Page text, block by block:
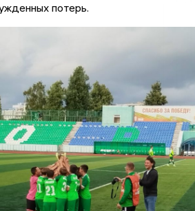
потерь.